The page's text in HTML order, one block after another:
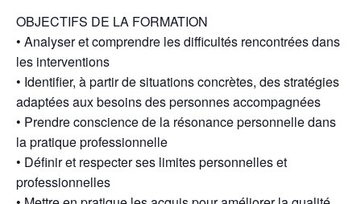
OBJECTIFS DE LA FORMATION
• Analyser et comprendre les difficultés rencontrées dans
les interventions
• Identifier, à partir de situations concrètes, des stratégies
adaptées aux besoins des personnes accompagnées
• Prendre conscience de la résonance personnelle dans
la pratique professionnelle
• Définir et respecter ses limites personnelles et
professionnelles